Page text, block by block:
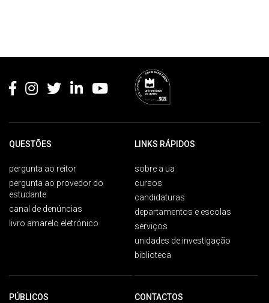
QUESTÕES
pergunta ao reitor
pergunta ao provedor do
estudante
canal de denúncias
livro amarelo eletrónico
LINKS RÁPIDOS
sobre a ua
cursos
candidaturas
departamentos e escolas
serviços
unidades de investigação
biblioteca
PÚBLICOS CONTACTOS